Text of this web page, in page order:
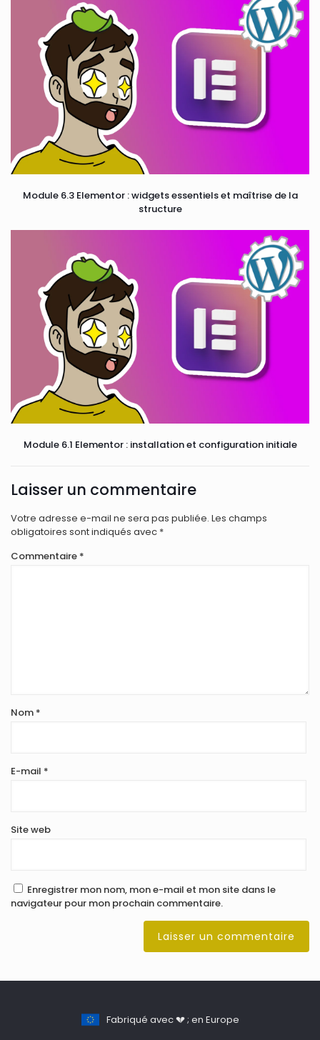
Module 6.3 Elementor : widgets essentiels et maîtrise de la
structure
Module 6.1 Elementor : installation et configuration initiale
Laisser un commentaire
Votre adresse e-mail ne sera pas publiée. Les champs
obligatoires sont indiqués avec *
Commentaire *
Nom *
E-mail *
Site web
Enregistrer mon nom, mon e-mail et mon site dans le
navigateur pour mon prochain commentaire.
Fabriqué avec 💔 ; en Europe